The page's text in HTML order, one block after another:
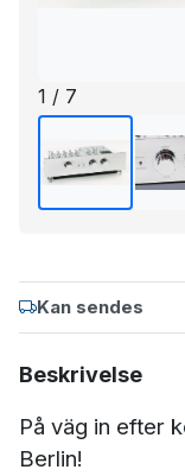
1 / 7
Kan sendes
Beskrivelse
På väg in efter
Berlin!